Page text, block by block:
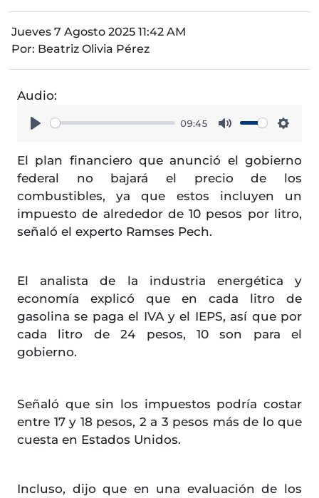
Jueves 7 Agosto 2025 11:42 AM
Por: Beatriz Olivia Pérez
Audio:
09:45
El plan financiero que anunció el gobierno
federal no bajará el precio de los
combustibles, ya que estos incluyen un
impuesto de alrededor de 10 pesos por litro,
señaló el experto Ramses Pech.
El analista de la industria energética y
economía explicó que en cada litro de
gasolina se paga el IVA y el IEPS, así que por
cada litro de 24 pesos, 10 son para el
gobierno.
Señaló que sin los impuestos podría costar
entre 17 y 18 pesos, 2 a 3 pesos más de lo que
cuesta en Estados Unidos.
Incluso, dijo que en una evaluación de los